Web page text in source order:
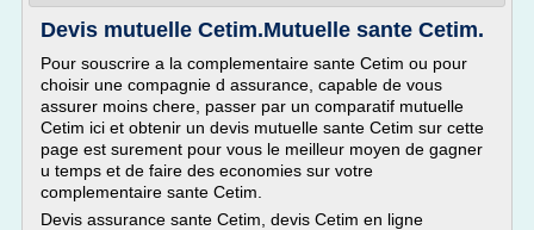
Devis mutuelle Cetim.Mutuelle sante Cetim.
Pour souscrire a la complementaire sante Cetim ou pour
choisir une compagnie d assurance, capable de vous
assurer moins chere, passer par un comparatif mutuelle
Cetim ici et obtenir un devis mutuelle sante Cetim sur cette
page est surement pour vous le meilleur moyen de gagner
u temps et de faire des economies sur votre
complementaire sante Cetim.
Devis assurance sante Cetim, devis Cetim en ligne